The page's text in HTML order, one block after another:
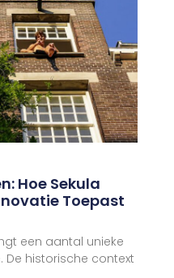
Hoe Sekula
Toepast
een aantal unieke
historische context